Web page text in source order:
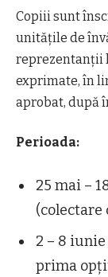
Copiii sunt
unitățile de
reprezentanții
exprimate, în
aprobat, după
Perioada:
25 mai –
(colectare
2 – 8
prima